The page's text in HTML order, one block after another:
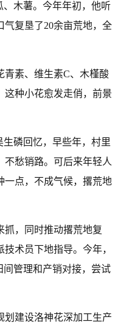
、木薯。今年年初，他听
复垦了20余亩荒地，全
青素、维生素C、木槿酸
这种小花愈发走俏，前景
磷回忆，早些年，村里
不愁销路。可后来年轻人
一点，不成气候，撂荒地
抓，同时推动撂荒地复
术员下地指导。今年，
间管理和产销对接，尝试
划建设洛神花深加工生产